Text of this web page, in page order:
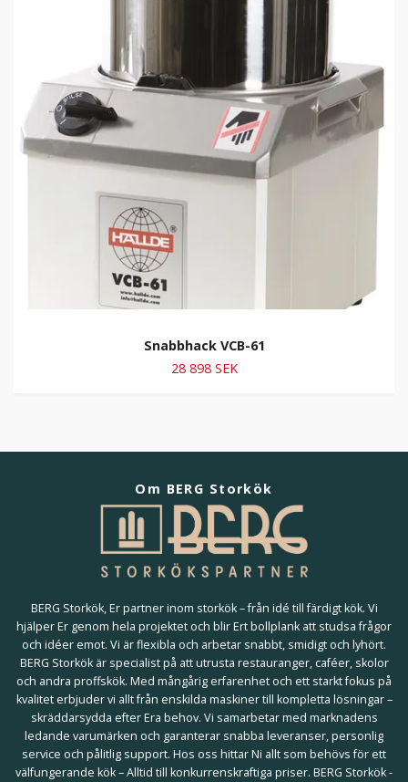
Snabbhack VCB-61
28 898 SEK
Om BERG Storkök
BERG Storkök, Er partner inom storkök – från idé till färdigt kök. Vi
hjälper Er genom hela projektet och blir Ert bollplank att studsa frågor
och idéer emot. Vi är flexibla och arbetar snabbt, smidigt och lyhört.
BERG Storkök är specialist på att utrusta restauranger, caféer, skolor
och andra proffskök. Med mångårig erfarenhet och ett starkt fokus på
kvalitet erbjuder vi allt från enskilda maskiner till kompletta lösningar –
skräddarsydda efter Era behov. Vi samarbetar med marknadens
ledande varumärken och garanterar snabba leveranser, personlig
service och pålitlig support. Hos oss hittar Ni allt som behövs för ett
välfungerande kök – Alltid till konkurrenskraftiga priser. BERG Storkök -